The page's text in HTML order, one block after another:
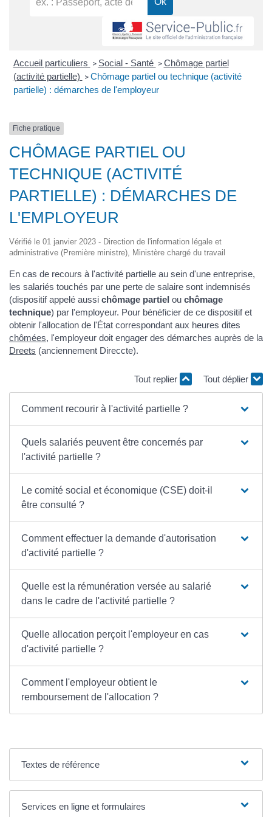
Accueil particuliers > Social - Santé > Chômage partiel
(activité partielle) > Chômage partiel ou technique (activité
partielle) : démarches de l'employeur
Fiche pratique
CHÔMAGE PARTIEL OU
TECHNIQUE (ACTIVITÉ
PARTIELLE) : DÉMARCHES DE
L'EMPLOYEUR
Vérifié le 01 janvier 2023 - Direction de l'information légale et
administrative (Première ministre), Ministère chargé du travail
En cas de recours à l'activité partielle au sein d'une entreprise,
les salariés touchés par une perte de salaire sont indemnisés
(dispositif appelé aussi chômage partiel ou chômage
technique) par l'employeur. Pour bénéficier de ce dispositif et
obtenir l'allocation de l'État correspondant aux heures dites
chômées, l'employeur doit engager des démarches auprès de la
Dreets (anciennement Direccte).
Tout replier Tout déplier
Comment recourir à l'activité partielle ?
Quels salariés peuvent être concernés par
l'activité partielle ?
Le comité social et économique (CSE) doit-il
être consulté ?
Comment effectuer la demande d'autorisation
d'activité partielle ?
Quelle est la rémunération versée au salarié
dans le cadre de l'activité partielle ?
Quelle allocation perçoit l'employeur en cas
d'activité partielle ?
Comment l'employeur obtient le
remboursement de l'allocation ?
Textes de référence
Services en ligne et formulaires